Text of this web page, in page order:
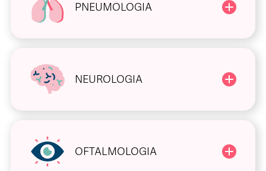
PNEUMOLOGIA
NEUROLOGIA
OFTALMOLOGIA